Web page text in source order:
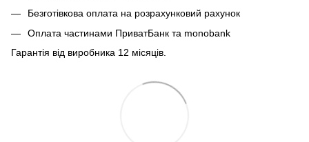
Безготівкова оплата на розрахунковий рахунок
Оплата частинами ПриватБанк та monobank
Гарантія від виробника 12 місяців.